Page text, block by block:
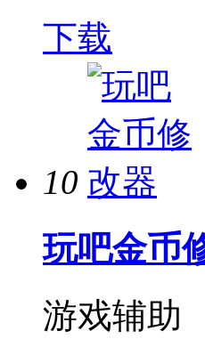
下载
10
玩吧金币
游戏辅助